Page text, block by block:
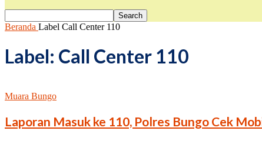
Beranda Label Call Center 110
Label: Call Center 110
Muara Bungo
Laporan Masuk ke 110, Polres Bungo Cek